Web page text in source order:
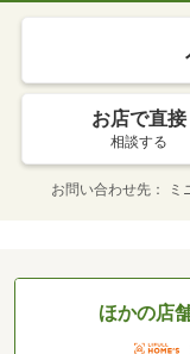
お店で直接
相談する
お問い合わせ先 ミ
ほかの店